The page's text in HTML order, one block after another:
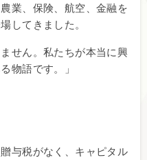
業、保険、航空、金融を
してきました。
せん。私たちが本当に興
物語です。」
与税がなく、キャピタル